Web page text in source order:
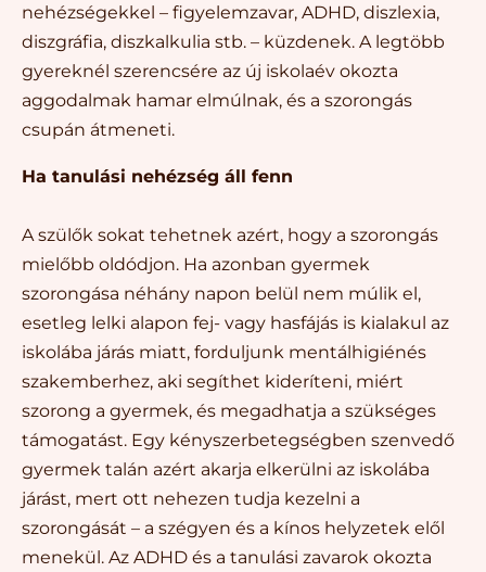
nehézségekkel – figyelemzavar, ADHD, diszlexia,
diszgráfia, diszkalkulia stb. – küzdenek. A legtöbb
gyereknél szerencsére az új iskolaév okozta
aggodalmak hamar elmúlnak, és a szorongás
csupán átmeneti.
Ha tanulási nehézség áll fenn
A szülők sokat tehetnek azért, hogy a szorongás
mielőbb oldódjon. Ha azonban gyermek
szorongása néhány napon belül nem múlik el,
esetleg lelki alapon fej- vagy hasfájás is kialakul az
iskolába járás miatt, forduljunk mentálhigiénés
szakemberhez, aki segíthet kideríteni, miért
szorong a gyermek, és megadhatja a szükséges
támogatást. Egy kényszerbetegségben szenvedő
gyermek talán azért akarja elkerülni az iskolába
járást, mert ott nehezen tudja kezelni a
szorongását – a szégyen és a kínos helyzetek elől
menekül. Az ADHD és a tanulási zavarok okozta